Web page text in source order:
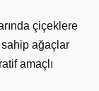
çiçeklere
ağaçlar
amaçlı